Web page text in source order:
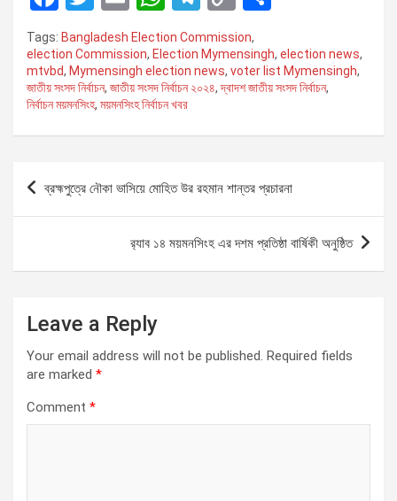
a
ce
b
o
o
wi
tt
er
m
ail at
s
A
p
el
e
gr
m
o
py
Li
k
ar
e
Tags: Bangladesh Election Commission,
election Commission, Election Mymensingh, election news,
mtvbd, Mymensingh election news, voter list Mymensingh,
জাতীয় সংসদ নির্বাচন, জাতীয় সংসদ নির্বাচন ২০২৪,দ্বাদশ জাতীয় সংসদ নির্বাচন,
নির্বাচন ময়মনসিংহ, ময়মনসিংহ নির্বাচন খবর
ব্রহ্মপুত্রে নৌকা ভাসিয়ে মোহিত উর রহমান শান্তর প্রচারনা
র‍্যাব ১৪ ময়মনসিংহ এর দশম প্রতিষ্ঠা বার্ষিকী অনুষ্ঠিত
Leave a Reply
Your email address will not be published. Required fields
are marked *
Comment *